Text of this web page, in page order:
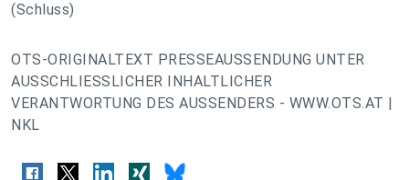
(Schluss)
OTS-ORIGINALTEXT PRESSEAUSSENDUNG UNTER
AUSSCHLIESSLICHER INHALTLICHER
VERANTWORTUNG DES AUSSENDERS - WWW.OTS.AT |
NKL